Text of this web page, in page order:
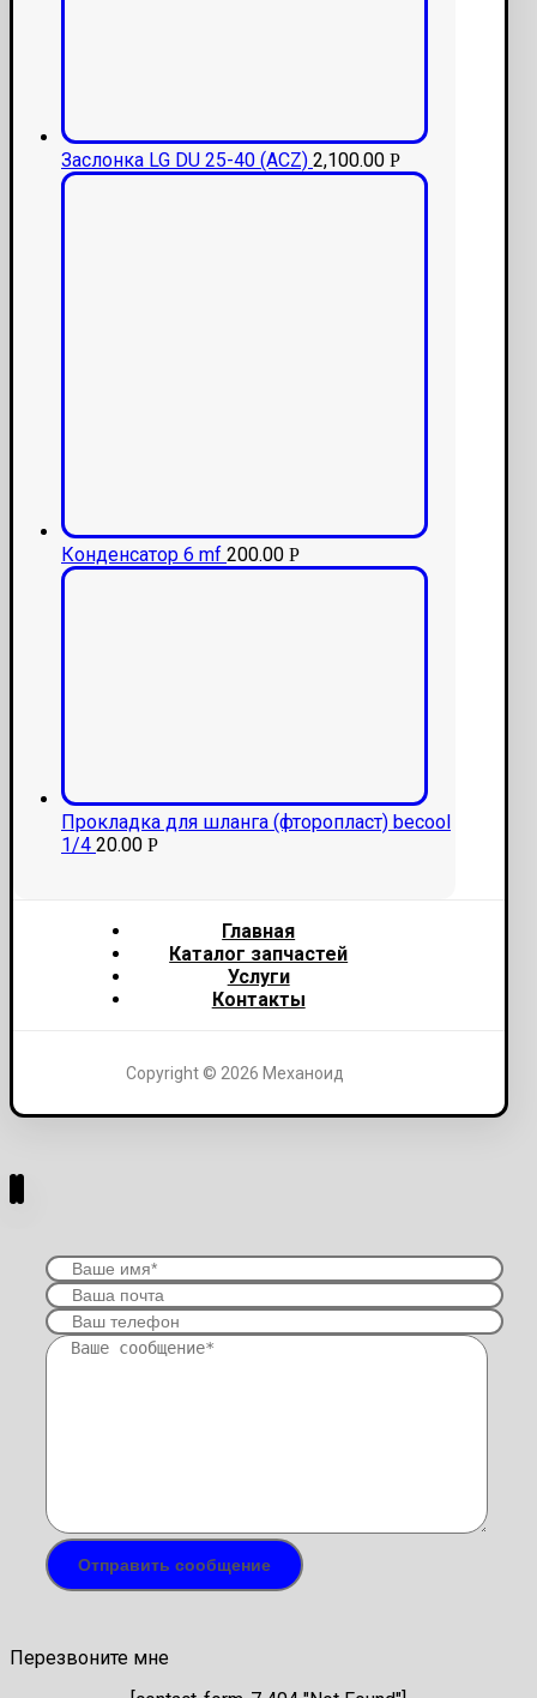
Заслонка LG DU 25-40 (ACZ) 2,100.00 Р
Конденсатор 6 mf 200.00 Р
Прокладка для шланга (фторопласт) becool
1/4 20.00 Р
Главная
Каталог запчастей
Услуги
Контакты
Copyright © 2026 Механоид
Перезвоните мне